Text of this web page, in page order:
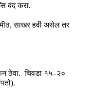
बंद करा.
,साखर हवी असेल तर
ठेवा.चिवडा १५–२०
).